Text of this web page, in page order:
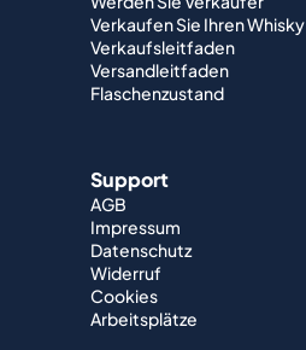
Verkaufen Sie Ihren Whisky
Verkaufsleitfaden
Versandleitfaden
Flaschenzustand
Support
AGB
Impressum
Datenschutz
Widerruf
Cookies
Arbeitsplätze